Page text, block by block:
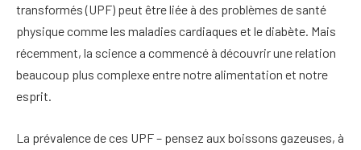
transformés (UPF) peut être liée à des problèmes de santé
physique comme les maladies cardiaques et le diabète. Mais
récemment, la science a commencé à découvrir une relation
beaucoup plus complexe entre notre alimentation et notre
esprit.
La prévalence de ces UPF – pensez aux boissons gazeuses, à